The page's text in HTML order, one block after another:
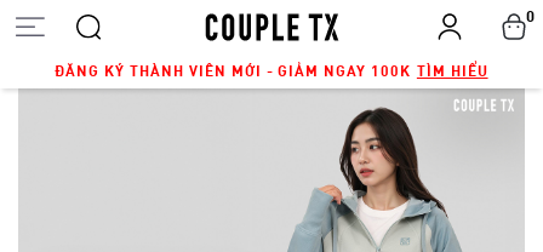
ĐĂNG KÝ THÀNH VIÊN MỚI - GIẢM NGAY 100K TÌM HIỂU
0